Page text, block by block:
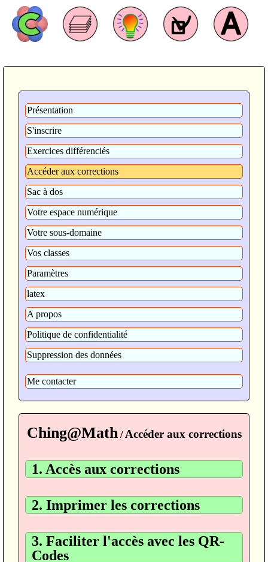
Présentation
S'inscrire
Exercices différenciés
Accéder aux corrections
Sac à dos
Votre espace numérique
Votre sous-domaine
Vos classes
Paramètres
latex
A propos
Politique de confidentialité
Suppression des données
Me contacter
Ching@Math / Accéder aux corrections
1. Accès aux corrections
2. Imprimer les corrections
3. Faciliter l'accès avec les QR-
Codes